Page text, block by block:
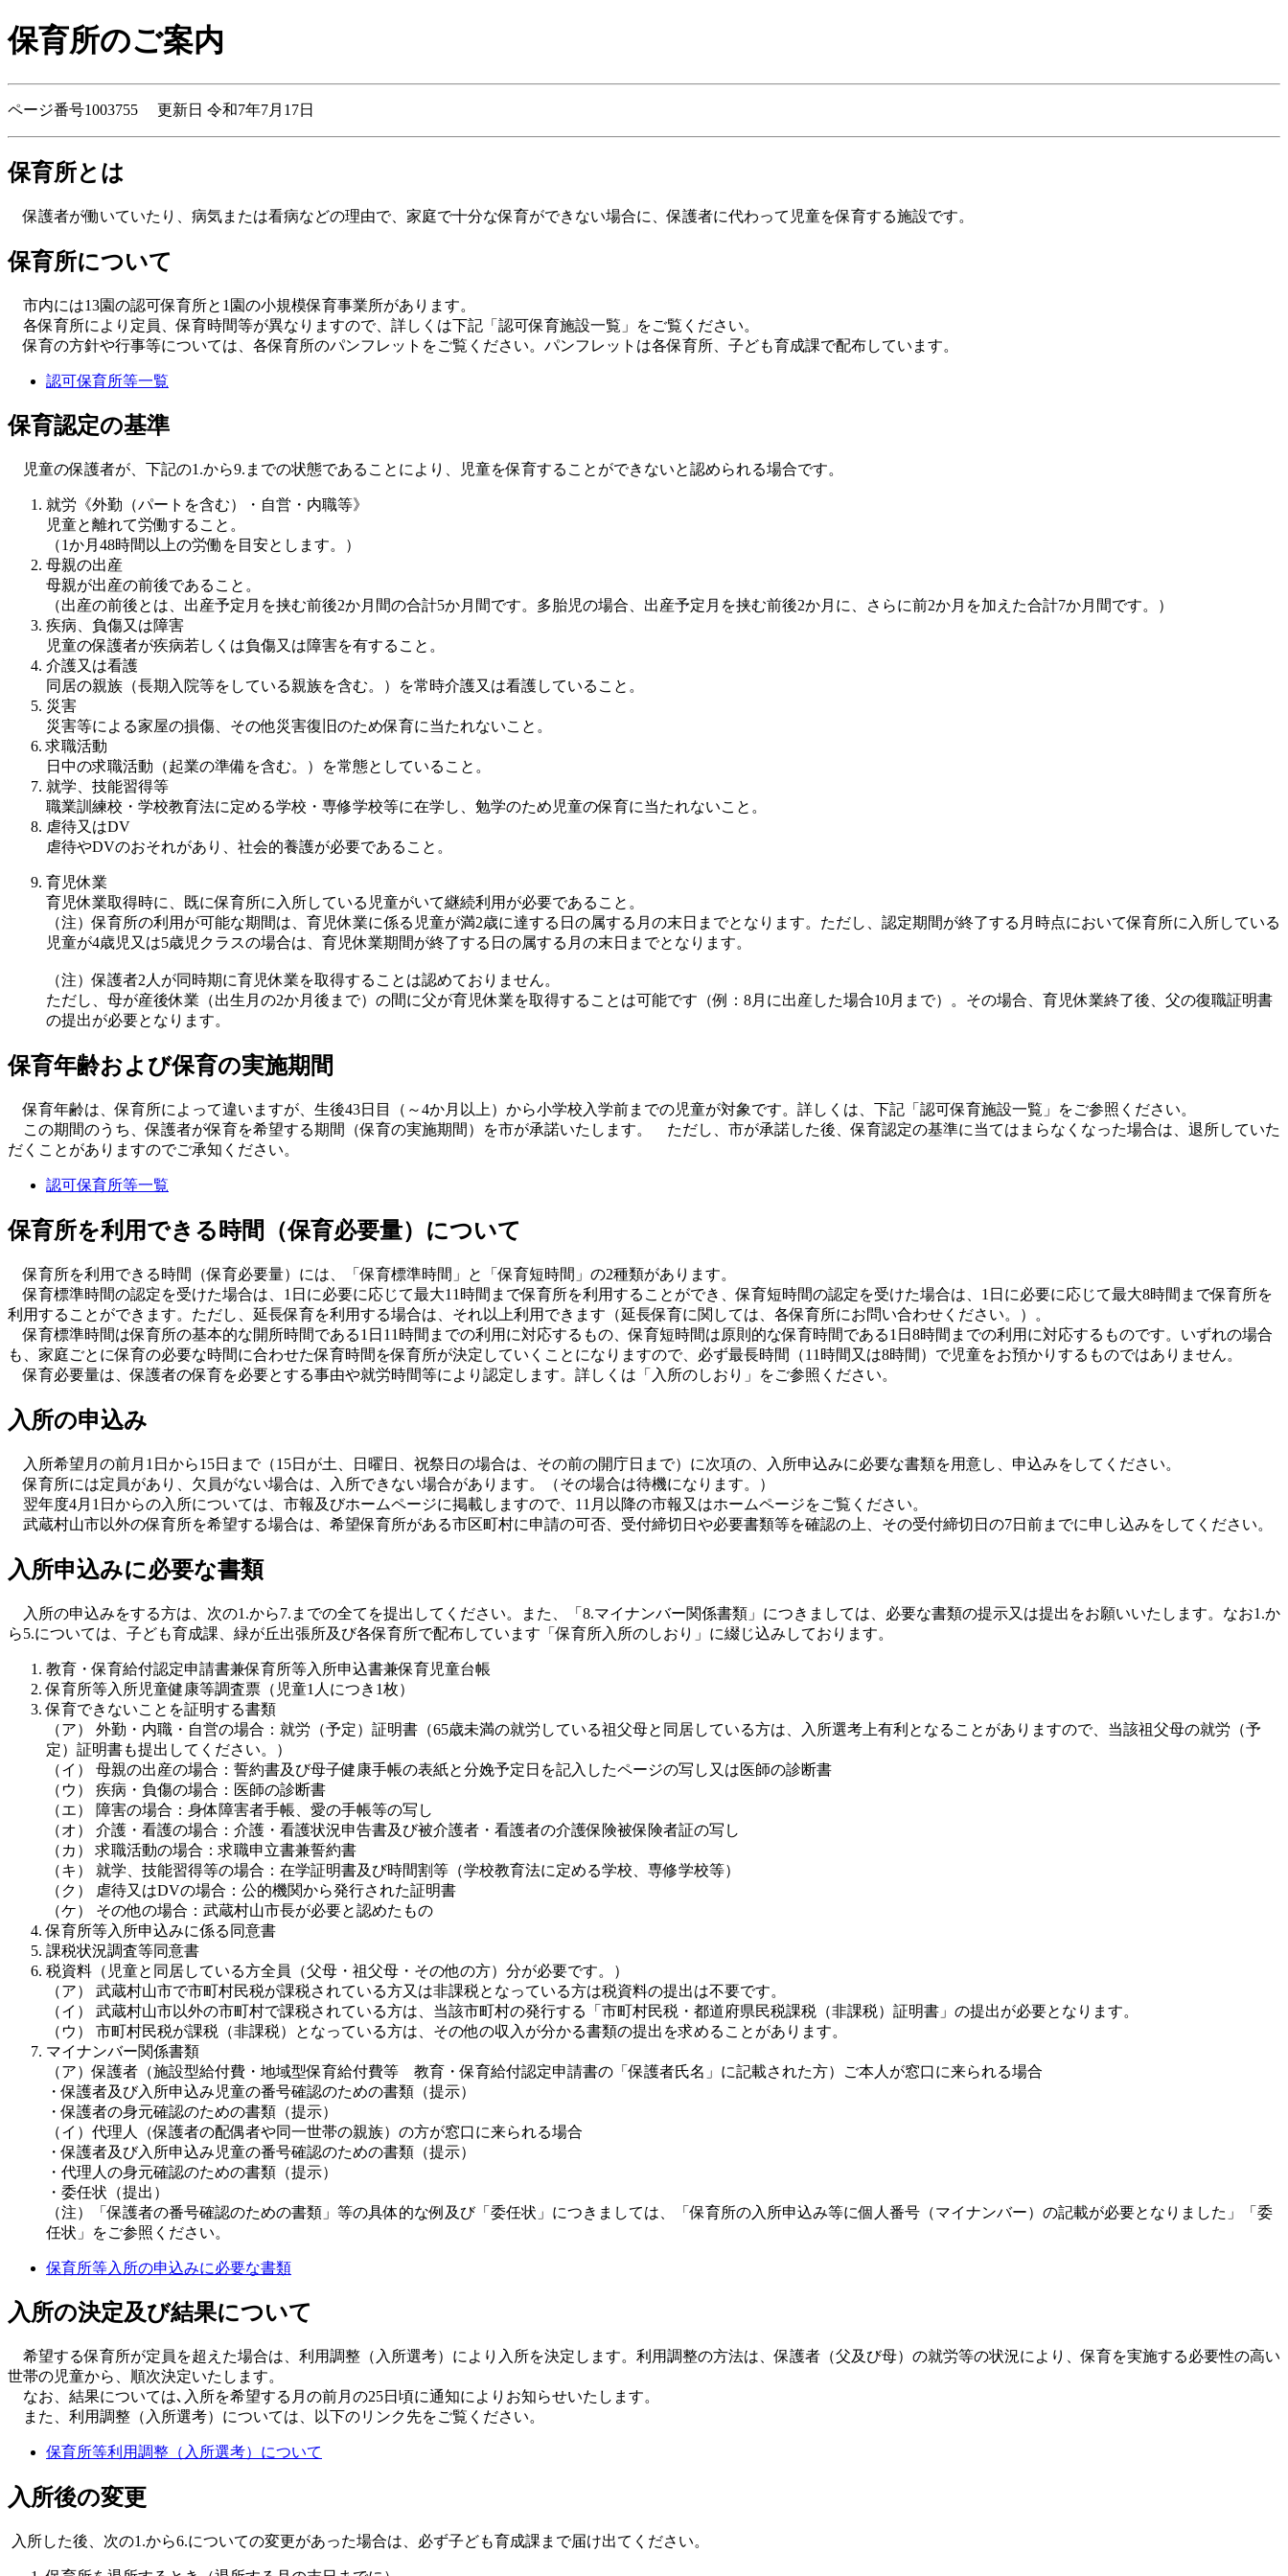
保育所のご案内
ページ番号1003755 更新日 令和7年7月17日
保育所とは
保護者が働いていたり、病気または看病などの理由で、家庭で十分な保育ができない場合に、保護者に代わって児童を保育する施設です。
保育所について
市内には13園の認可保育所と1園の小規模保育事業所があります。
各保育所により定員、保育時間等が異なりますので、詳しくは下記「認可保育施設一覧」をご覧ください。
保育の方針や行事等については、各保育所のパンフレットをご覧ください。パンフレットは各保育所、子ども育成課で配布しています。
認可保育所等一覧
保育認定の基準
児童の保護者が、下記の1.から9.までの状態であることにより、児童を保育することができないと認められる場合です。
就労《外勤（パートを含む）・自営・内職等》
児童と離れて労働すること。
（1か月48時間以上の労働を目安とします。）
母親の出産
母親が出産の前後であること。
（出産の前後とは、出産予定月を挟む前後2か月間の合計5か月間です。多胎児の場合、出産予定月を挟む前後2か月に、さらに前2か月を加えた合計7か月間です。）
疾病、負傷又は障害
児童の保護者が疾病若しくは負傷又は障害を有すること。
介護又は看護
同居の親族（長期入院等をしている親族を含む。）を常時介護又は看護していること。
災害
災害等による家屋の損傷、その他災害復旧のため保育に当たれないこと。
求職活動
日中の求職活動（起業の準備を含む。）を常態としていること。
就学、技能習得等
職業訓練校・学校教育法に定める学校・専修学校等に在学し、勉学のため児童の保育に当たれないこと。
虐待又はDV
虐待やDVのおそれがあり、社会的養護が必要であること。
育児休業
育児休業取得時に、既に保育所に入所している児童がいて継続利用が必要であること。
（注）保育所の利用が可能な期間は、育児休業に係る児童が満2歳に達する日の属する月の末日までとなります。ただし、認定期間が終了する月時点において保育所に入所している
児童が4歳児又は5歳児クラスの場合は、育児休業期間が終了する日の属する月の末日までとなります。
（注）保護者2人が同時期に育児休業を取得することは認めておりません。
ただし、母が産後休業（出生月の2か月後まで）の間に父が育児休業を取得することは可能です（例：8月に出産した場合10月まで）。その場合、育児休業終了後、父の復職証明書
の提出が必要となります。
保育年齢および保育の実施期間
保育年齢は、保育所によって違いますが、生後43日目（～4か月以上）から小学校入学前までの児童が対象です。詳しくは、下記「認可保育施設一覧」をご参照ください。
この期間のうち、保護者が保育を希望する期間（保育の実施期間）を市が承諾いたします。 ただし、市が承諾した後、保育認定の基準に当てはまらなくなった場合は、退所していた
だくことがありますのでご承知ください。
認可保育所等一覧
保育所を利用できる時間（保育必要量）について
保育所を利用できる時間（保育必要量）には、「保育標準時間」と「保育短時間」の2種類があります。
保育標準時間の認定を受けた場合は、1日に必要に応じて最大11時間まで保育所を利用することができ、保育短時間の認定を受けた場合は、1日に必要に応じて最大8時間まで保育所を
利用することができます。ただし、延長保育を利用する場合は、それ以上利用できます（延長保育に関しては、各保育所にお問い合わせください。）。
保育標準時間は保育所の基本的な開所時間である1日11時間までの利用に対応するもの、保育短時間は原則的な保育時間である1日8時間までの利用に対応するものです。いずれの場合
も、家庭ごとに保育の必要な時間に合わせた保育時間を保育所が決定していくことになりますので、必ず最長時間（11時間又は8時間）で児童をお預かりするものではありません。
保育必要量は、保護者の保育を必要とする事由や就労時間等により認定します。詳しくは「入所のしおり」をご参照ください。
入所の申込み
入所希望月の前月1日から15日まで（15日が土、日曜日、祝祭日の場合は、その前の開庁日まで）に次項の、入所申込みに必要な書類を用意し、申込みをしてください。
保育所には定員があり、欠員がない場合は、入所できない場合があります。（その場合は待機になります。）
翌年度4月1日からの入所については、市報及びホームページに掲載しますので、11月以降の市報又はホームページをご覧ください。
武蔵村山市以外の保育所を希望する場合は、希望保育所がある市区町村に申請の可否、受付締切日や必要書類等を確認の上、その受付締切日の7日前までに申し込みをしてください。
入所申込みに必要な書類
入所の申込みをする方は、次の1.から7.までの全てを提出してください。また、「8.マイナンバー関係書類」につきましては、必要な書類の提示又は提出をお願いいたします。なお1.か
ら5.については、子ども育成課、緑が丘出張所及び各保育所で配布しています「保育所入所のしおり」に綴じ込みしております。
教育・保育給付認定申請書兼保育所等入所申込書兼保育児童台帳
保育所等入所児童健康等調査票（児童1人につき1枚）
保育できないことを証明する書類
（ア） 外勤・内職・自営の場合：就労（予定）証明書（65歳未満の就労している祖父母と同居している方は、入所選考上有利となることがありますので、当該祖父母の就労（予
定）証明書も提出してください。）
（イ） 母親の出産の場合：誓約書及び母子健康手帳の表紙と分娩予定日を記入したページの写し又は医師の診断書
（ウ） 疾病・負傷の場合：医師の診断書
（エ） 障害の場合：身体障害者手帳、愛の手帳等の写し
（オ） 介護・看護の場合：介護・看護状況申告書及び被介護者・看護者の介護保険被保険者証の写し
（カ） 求職活動の場合：求職申立書兼誓約書
（キ） 就学、技能習得等の場合：在学証明書及び時間割等（学校教育法に定める学校、専修学校等）
（ク） 虐待又はDVの場合：公的機関から発行された証明書
（ケ） その他の場合：武蔵村山市長が必要と認めたもの
保育所等入所申込みに係る同意書
課税状況調査等同意書
税資料（児童と同居している方全員（父母・祖父母・その他の方）分が必要です。）
（ア） 武蔵村山市で市町村民税が課税されている方又は非課税となっている方は税資料の提出は不要です。
（イ） 武蔵村山市以外の市町村で課税されている方は、当該市町村の発行する「市町村民税・都道府県民税課税（非課税）証明書」の提出が必要となります。
（ウ） 市町村民税が課税（非課税）となっている方は、その他の収入が分かる書類の提出を求めることがあります。
マイナンバー関係書類
（ア）保護者（施設型給付費・地域型保育給付費等 教育・保育給付認定申請書の「保護者氏名」に記載された方）ご本人が窓口に来られる場合
・保護者及び入所申込み児童の番号確認のための書類（提示）
・保護者の身元確認のための書類（提示）
（イ）代理人（保護者の配偶者や同一世帯の親族）の方が窓口に来られる場合
・保護者及び入所申込み児童の番号確認のための書類（提示）
・代理人の身元確認のための書類（提示）
・委任状（提出）
（注）「保護者の番号確認のための書類」等の具体的な例及び「委任状」につきましては、「保育所の入所申込み等に個人番号（マイナンバー）の記載が必要となりました」「委
任状」をご参照ください。
保育所等入所の申込みに必要な書類
入所の決定及び結果について
希望する保育所が定員を超えた場合は、利用調整（入所選考）により入所を決定します。利用調整の方法は、保護者（父及び母）の就労等の状況により、保育を実施する必要性の高い
世帯の児童から、順次決定いたします。
なお、結果については､入所を希望する月の前月の25日頃に通知によりお知らせいたします。
また、利用調整（入所選考）については、以下のリンク先をご覧ください。
保育所等利用調整（入所選考）について
入所後の変更
入所した後、次の1.から6.についての変更があった場合は、必ず子ども育成課まで届け出てください。